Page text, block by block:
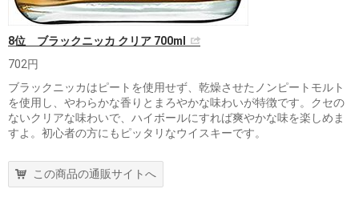
8位 ブラックニッカ クリア 700ml
702円
ブラックニッカはピートを使用せず、乾燥させたノンピートモルト
を使用し、やわらかな香りとまろやかな味わいが特徴です。クセの
ないクリアな味わいで、ハイボールにすれば爽やかな味を楽しめま
すよ。初心者の方にもピッタリなウイスキーです。
この商品の通販サイトへ